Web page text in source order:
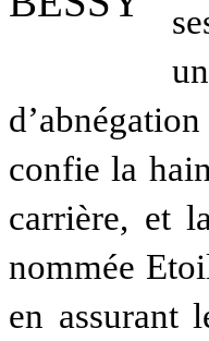
confie la
carrière, et
nommée
en assurant